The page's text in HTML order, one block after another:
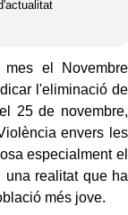
el Novembre
l'eliminació de
25 de novembre,
envers les
especialment el
una realitat que ha
més jove.